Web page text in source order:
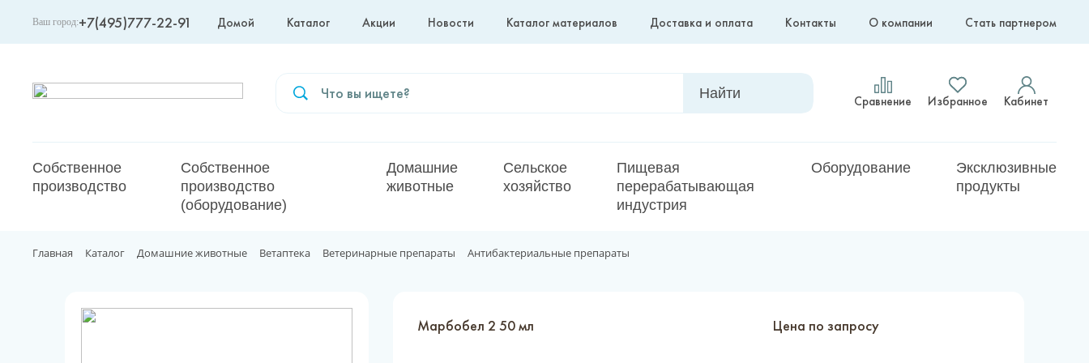
Ваш город:+7(495)777-22-91 Домой Каталог Акции Новости Каталог материалов Доставка и оплата Контакты О компании Стать партнером
Москва Сравнение Избранное Кабинет
Собственное
производство
Собственное
производство
(оборудование)
Домашние
животные
Сельское
хозяйство
Пищевая
перерабатывающая
индустрия
Оборудование
Эксклюзивные
продукты
Главная Каталог Домашние животные Ветаптека Ветеринарные препараты Антибактериальные препараты
Марбобел 2 50 мл Цена по запросу